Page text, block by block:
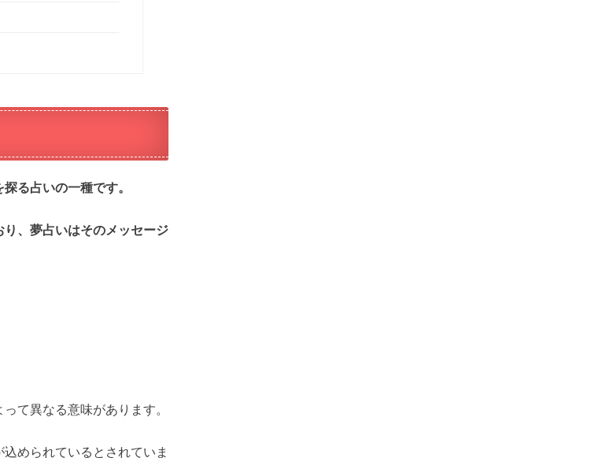
る占いの一種です。
、夢占いはそのメッセージ
て異なる意味があります。
められているとされていま